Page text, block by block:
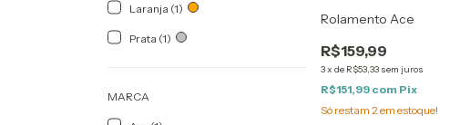
Laranja (1)
Prata (1)
MARCA
Rolamento Ace
R$159,99
3xde R$53,33 sem juros
R$151,99 com Pix
Só restam2em estoque!